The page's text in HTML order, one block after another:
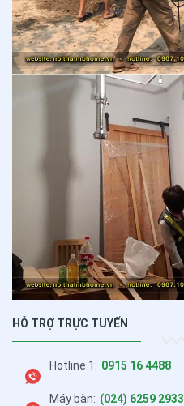
HỖ TRỢ TRỰC TUYẾN
Hotline 1: 0915 16 4488
Máy bàn: (024) 6259 2933